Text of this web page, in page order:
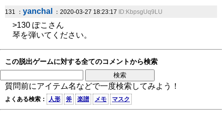
131 ： yanchal ：2020-03-27 18:23:17 ID:KbpsgUq9LU
>130 ぽこさん
琴を弾いてください。
この脱出ゲームに対する全てのコメントから検索
質問前にアイテム名などで一度検索してみよう！
よくある検索： 人形 斧 楽譜 メモ マスク